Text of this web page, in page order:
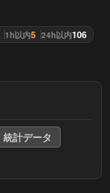
1h以内5 24h以内106
統計データ